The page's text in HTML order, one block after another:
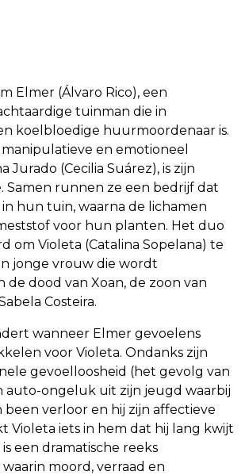
Elmer (Álvaro Rico), een
tuinman die in
koelbloedige huurmoordenaar is.
en emotioneel
Jurado (Cecilia Suárez), is zijn
Samen runnen ze een bedrijf dat
hun tuin, waarna de lichamen
voor hun planten. Het duo
om Violeta (Catalina Sopelana) te
jonge vrouw die wordt
de dood van Xoan, de zoon van
Costeira.
wanneer Elmer gevoelens
voor Violeta. Ondanks zijn
gevoelloosheid (het gevolg van
auto-ongeluk uit zijn jeugd waarbij
been verloor en hij zijn affectieve
Violeta iets in hem dat hij lang kwijt
een dramatische reeks
moord, verraad en